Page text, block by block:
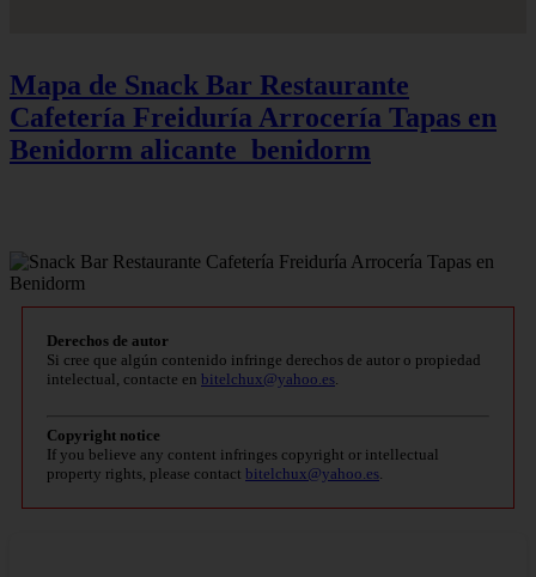
Mapa de Snack Bar Restaurante
Cafetería Freiduría Arrocería Tapas en
Benidorm alicante_benidorm
Derechos de autor
Si cree que algún contenido infringe derechos de autor o propiedad
intelectual, contacte en bitelchux@yahoo.es
Copyright notice
If you believe any content infringes copyright or intellectual
property rights, please contact bitelchux@yahoo.es